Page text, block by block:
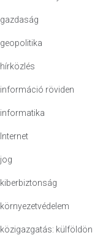
gazdaság
geopolitika
hírközlés
információ röviden
informatika
Internet
jog
kiberbiztonság
környezetvédelem
közigazgatás: külföldön